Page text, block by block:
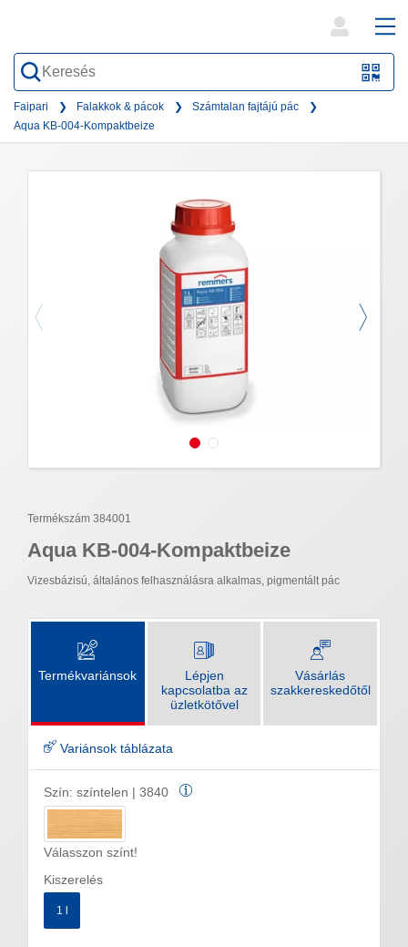
QR-
form
Faipari Falakkok & pácok
Számtalan fajtájú pác
Aqua KB-004-Kompaktbeize
Termékszám 384001
Aqua KB-004-Kompaktbeize
Vizesbázisú, általános felhasználásra alkalmas, pigmentált pác
Termékvariánsok
Lépjen
kapcsolatba az
üzletkötővel
Vásárlás
szakkereskedőtől
Variánsok táblázata
Szín: színtelen | 3840
Válasszon színt!
Kiszerelés
1 l